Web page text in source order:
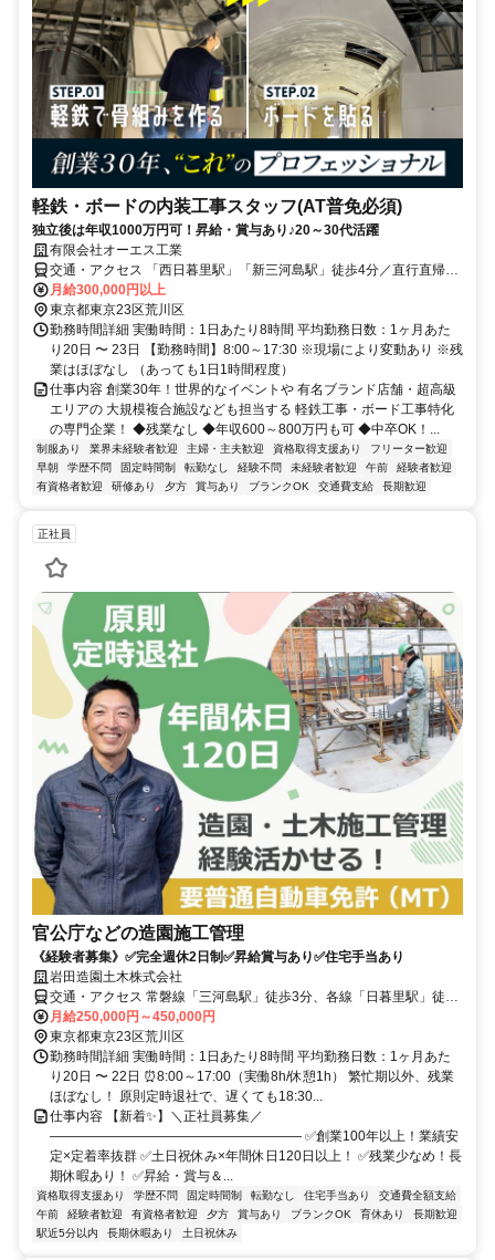
軽鉄・ボードの内装工事スタッフ(AT普免必須)
独立後は年収1000万円可！昇給・賞与あり♪20～30代活躍
有限会社オーエス工業
交通・アクセス 「西日暮里駅」「新三河島駅」徒歩4分／直行直帰
OK！(現場による)
月給300,000円以上
東京都東京23区荒川区
勤務時間詳細 実働時間：1日あたり8時間 平均勤務日数：1ヶ月あた
り20日 〜 23日 【勤務時間】8:00～17:30 ※現場により変動あり ※残
業はほぼなし （あっても1日1時間程度）
仕事内容 創業30年！世界的なイベントや 有名ブランド店舗・超高級
エリアの 大規模複合施設なども担当する 軽鉄工事・ボード工事特化
の専門企業！ ◆残業なし ◆年収600～800万円も可 ◆中卒OK！...
制服あり 業界未経験者歓迎 主婦・主夫歓迎 資格取得支援あり
フリーター歓迎
早朝
学歴不問 固定時間制 転勤なし 経験不問 未経験者歓迎 午前
経験者歓迎
有資格者歓迎
研修あり 夕方 賞与あり ブランクOK 交通費支給 長期歓迎
正社員
官公庁などの造園施工管理
《経験者募集》✅完全週休2日制✅昇給賞与あり✅住宅手当あり
岩田造園土木株式会社
交通・アクセス 常磐線「三河島駅」徒歩3分、各線「日暮里駅」徒歩
10分
月給250,000円～450,000円
東京都東京23区荒川区
勤務時間詳細 実働時間：1日あたり8時間 平均勤務日数：1ヶ月あた
り20日 〜 22日 ⏰8:00～17:00（実働8h/休憩1h） 繁忙期以外、残業
ほぼなし！ 原則定時退社で、遅くても18:30...
仕事内容 【新着✨】＼正社員募集／
――――――――――――――――――― ✅創業100年以上！業績安
定×定着率抜群 ✅土日祝休み×年間休日120日以上！ ✅残業少なめ！長
期休暇あり！ ✅昇給・賞与＆...
資格取得支援あり 学歴不問 固定時間制 転勤なし 住宅手当あり
交通費全額支給
午前
経験者歓迎 有資格者歓迎 夕方 賞与あり ブランクOK 育休あり
長期歓迎
駅近5分以内
長期休暇あり 土日祝休み